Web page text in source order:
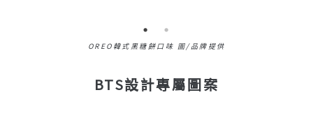
OREO韓式黑糖餅口味 圖/品牌提供
BTS設計專屬圖案